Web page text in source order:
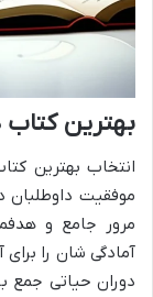
بهترین کتاب
موفقیت داوطلبان
مرور جامع و
آمادگی شان را
دوران حیاتی جمع